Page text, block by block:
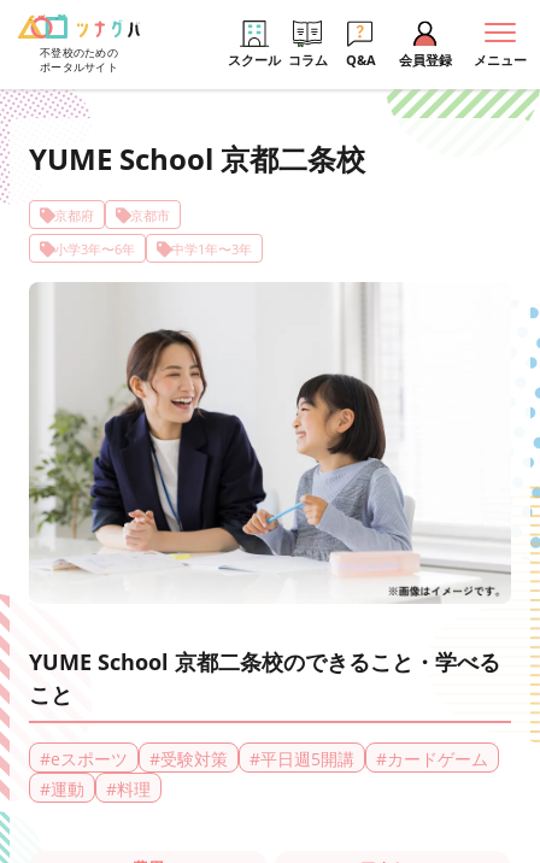
不登校のための
ポータルサイト
スクール コラム Q&A 会員登録 メニュー
YUME School 京都二条校
京都府
京都市
小学3年〜6年
中学1年〜3年
YUME School 京都二条校のできること・学べる
こと
#eスポーツ #受験対策 #平日週5開講 #カードゲーム
#運動 #料理